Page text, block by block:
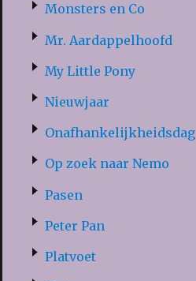
Monsters en Co
Mr. Aardappelhoofd
My Little Pony
Nieuwjaar
Onafhankelijkheidsdag
Op zoek naar Nemo
Pasen
Peter Pan
Platvoet